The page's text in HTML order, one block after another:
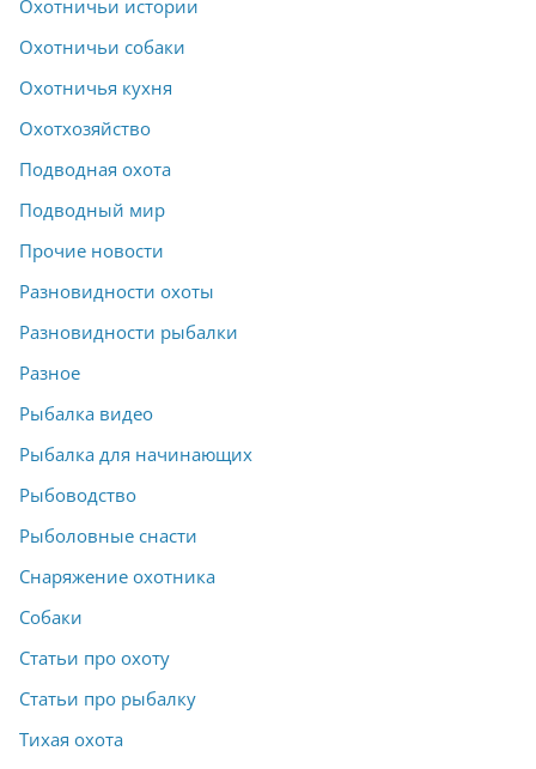
Охотничьи истории
Охотничьи собаки
Охотничья кухня
Охотхозяйство
Подводная охота
Подводный мир
Прочие новости
Разновидности охоты
Разновидности рыбалки
Разное
Рыбалка видео
Рыбалка для начинающих
Рыбоводство
Рыболовные снасти
Снаряжение охотника
Собаки
Статьи про охоту
Статьи про рыбалку
Тихая охота